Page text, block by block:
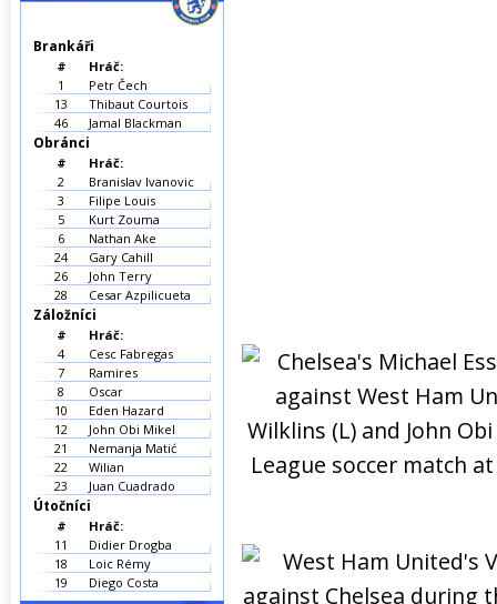
Brankáři
#
Hráč:
1
Petr Čech
13
Thibaut Courtois
46
Jamal Blackman
Obránci
#
Hráč:
2
Branislav Ivanovic
3
Filipe Louis
5
Kurt Zouma
6
Nathan Ake
24
Gary Cahill
26
John Terry
28
Cesar Azpilicueta
Záložníci
#
Hráč:
4
Cesc Fabregas
7
Ramires
8
Oscar
10
Eden Hazard
12
John Obi Mikel
21
Nemanja Matić
22
Wilian
23
Juan Cuadrado
Útočníci
#
Hráč:
11
Didier Drogba
18
Loic Rémy
19
Diego Costa